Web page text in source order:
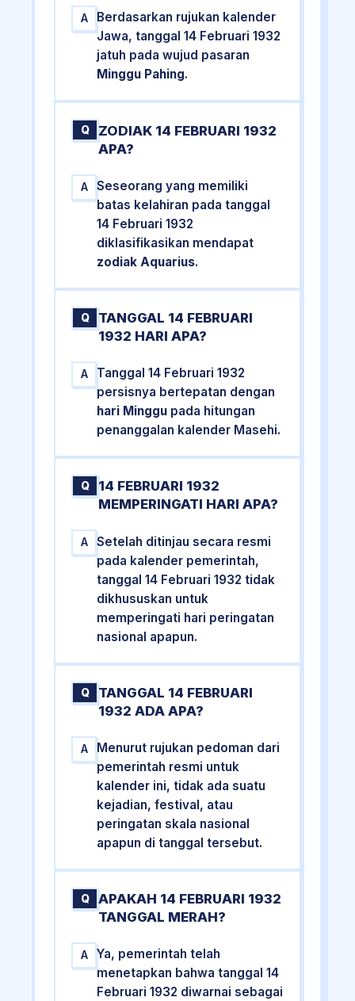
A
Berdasarkan rujukan kalender
Jawa, tanggal 14 Februari 1932
jatuh pada wujud pasaran
Minggu Pahing.
Q
ZODIAK 14 FEBRUARI 1932
APA?
A
Seseorang yang memiliki
batas kelahiran pada tanggal
14 Februari 1932
diklasifikasikan mendapat
zodiak Aquarius.
Q
TANGGAL 14 FEBRUARI
1932 HARI APA?
A
Tanggal 14 Februari 1932
persisnya bertepatan dengan
hari Minggu pada hitungan
penanggalan kalender Masehi.
Q
14 FEBRUARI 1932
MEMPERINGATI HARI APA?
A
Setelah ditinjau secara resmi
pada kalender pemerintah,
tanggal 14 Februari 1932 tidak
dikhususkan untuk
memperingati hari peringatan
nasional apapun.
Q
TANGGAL 14 FEBRUARI
1932 ADA APA?
A
Menurut rujukan pedoman dari
pemerintah resmi untuk
kalender ini, tidak ada suatu
kejadian, festival, atau
peringatan skala nasional
apapun di tanggal tersebut.
Q
APAKAH 14 FEBRUARI 1932
TANGGAL MERAH?
A
Ya, pemerintah telah
menetapkan bahwa tanggal 14
Februari 1932 diwarnai sebagai